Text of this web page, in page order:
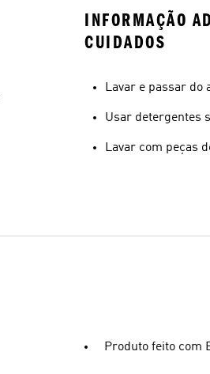
INFORMAÇÃO
CUIDADOS
Lavar e passar do
Usar detergentes
Lavar com peças
Produto feito com